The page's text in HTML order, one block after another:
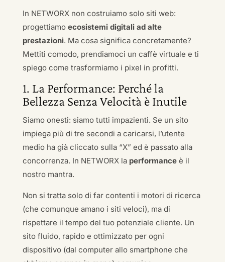
In NETWORX non costruiamo solo siti web:
progettiamo ecosistemi digitali ad alte
prestazioni. Ma cosa significa concretamente?
Mettiti comodo, prendiamoci un caffè virtuale e ti
spiego come trasformiamo i pixel in profitti.
1. La Performance: Perché la
Bellezza Senza Velocità è Inutile
Siamo onesti: siamo tutti impazienti. Se un sito
impiega più di tre secondi a caricarsi, l’utente
medio ha già cliccato sulla “X” ed è passato alla
concorrenza. In NETWORX la performanceè il
nostro mantra.
Non si tratta solo di far contenti i motori di ricerca
(che comunque amano i siti veloci), ma di
rispettare il tempo del tuo potenziale cliente. Un
sito fluido, rapido e ottimizzato per ogni
dispositivo (dal computer allo smartphone che